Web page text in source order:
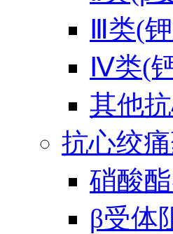
Ⅲ类(
Ⅳ类(
其他
抗心绞
硝酸
β受体